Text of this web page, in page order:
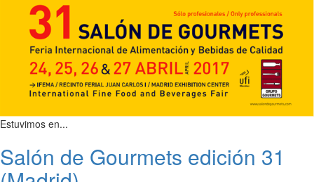
Estuvimos en...
Salón de Gourmets edición 31